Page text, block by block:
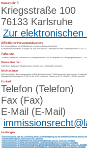
Hausanschrift
Kriegsstraße 100
76133 Karlsruhe
Zur
Öffentlicher Personennahverkehr
Das Dienstgebäude ist mit öffentlichen Verkehrsmitteln gut erreichbar.
Straßenbahnhaltestellen: "Ettlinger Tor" und "Konzerthaus", erreichbar mit den Straßenbahnlinien: S1/S11,
Parkplatz
Da beim Landratsamt Karlsruhe nur Parkmöglichkeiten für Kurzzeitparker zur Verfügung stehen (max. 2
Barrierefreiheit
Stufenloser Zugang am Haupteingang. Aufzüge sind im Gebäude vorhanden.
Servicecenter
Die Dienststellen des Landratsamtes sind für den allgemeinen Publikumsverkehr geschlossen.
Montag bis Donnerstag von 07.30 Uhr bis 17.00 Uhr sowie Freitag von 07.30 Uhr bis 13.00 Uhr erweitert.
Kontakt
Telefon (Telefon)
Fax (Fax)
E-Mail (E-Mail)
Leistungen
Benachrichtigung über die Anwendung einer Ausnahmeregelung bei der Inbetriebnahme einer
Betriebsbeauftragte für Immissionsschutz bestellen
Immissionsschutz - Betreiberwechsel einer Feuerungsanlage nach 44. BImSchV anzeigen
Immissionsschutz - Betrieb einer bestehenden Feuerungsanlage nach 44. BImSchV anzeigen
Immissionsschutz - Betriebseinstellung einer genehmigungsbedürftigen Anlage nach BImSchG anzeigen
Immissionsschutz - Emissionsrelevante Änderung einer Feuerungsanlage nach 44. BImSchV anzeigen